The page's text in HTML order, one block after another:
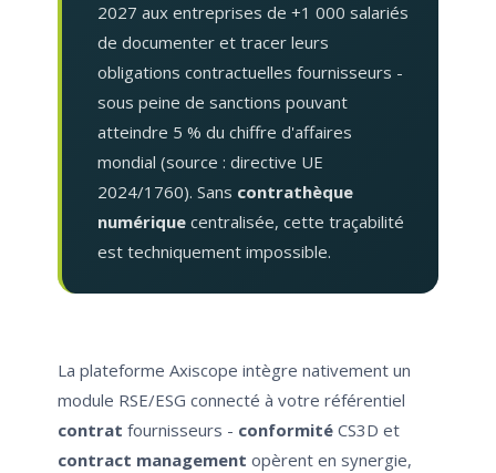
2027 aux entreprises de +1 000 salariés
de documenter et tracer leurs
obligations contractuelles fournisseurs -
sous peine de sanctions pouvant
atteindre 5 % du chiffre d'affaires
mondial (source : directive UE
2024/1760). Sans contrathèque
numérique centralisée, cette traçabilité
est techniquement impossible.
La plateforme Axiscope intègre nativement un
module RSE/ESG connecté à votre référentiel
contrat fournisseurs - conformité CS3D et
contract management opèrent en synergie,